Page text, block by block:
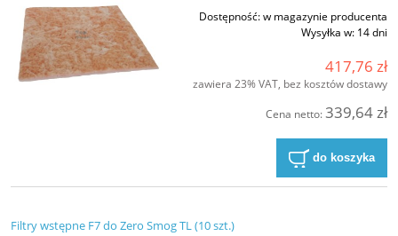
Dostępność:w magazynie producenta
Wysyłka w: 14 dni
417,76 zł
zawiera 23% VAT, bez kosztów dostawy
Cena netto:339,64 zł
do koszyka
Filtry wstępne F7 do Zero Smog TL (10 szt.)